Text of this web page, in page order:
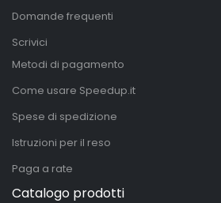
Domande frequenti
Scrivici
Metodi di pagamento
Come usare Speedup.it
Spese di spedizione
Istruzioni per il reso
Paga a rate
Catalogo prodotti